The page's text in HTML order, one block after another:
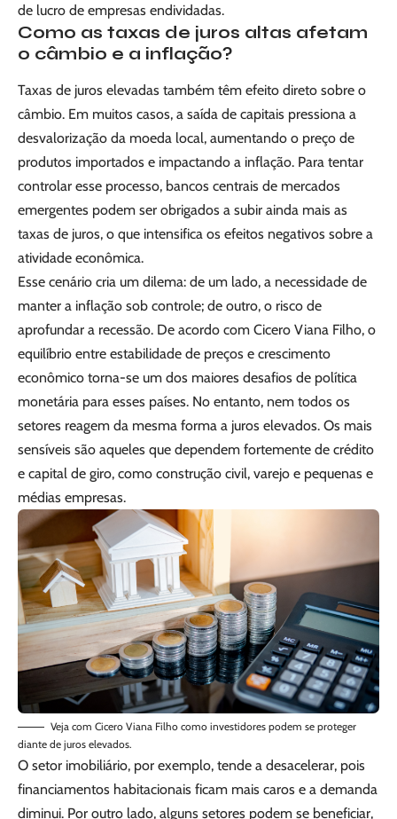
de lucro de empresas endividadas.
Como as taxas de juros altas afetam
o câmbio e a inflação?
Taxas de juros elevadas também têm efeito direto sobre o
câmbio. Em muitos casos, a saída de capitais pressiona a
desvalorização da moeda local, aumentando o preço de
produtos importados e impactando a inflação. Para tentar
controlar esse processo, bancos centrais de mercados
emergentes podem ser obrigados a subir ainda mais as
taxas de juros, o que intensifica os efeitos negativos sobre a
atividade econômica.
Esse cenário cria um dilema: de um lado, a necessidade de
manter a inflação sob controle; de outro, o risco de
aprofundar a recessão. De acordo com Cicero Viana Filho, o
equilíbrio entre estabilidade de preços e crescimento
econômico torna-se um dos maiores desafios de política
monetária para esses países. No entanto, nem todos os
setores reagem da mesma forma a juros elevados. Os mais
sensíveis são aqueles que dependem fortemente de crédito
e capital de giro, como construção civil, varejo e pequenas e
médias empresas.
Veja com Cicero Viana Filho como investidores podem se proteger
diante de juros elevados.
O setor imobiliário, por exemplo, tende a desacelerar, pois
financiamentos habitacionais ficam mais caros e a demanda
diminui. Por outro lado, alguns setores podem se beneficiar,